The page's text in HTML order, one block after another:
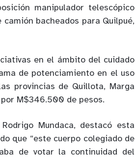
manipulador telescópico
bacheados para Quilpué,
en el ámbito del cuidado
de potenciamiento en el uso
provincias de Quillota, Marga
por M$346.500 de pesos.
Mundaca, destacó esta
que “este cuerpo colegiado de
de votar la continuidad del